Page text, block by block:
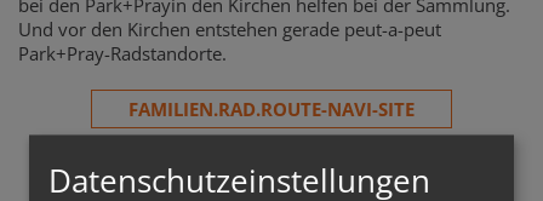
bei den Park+Prayin den Kirchen helfen bei der Sammlung.
Und vor den Kirchen entstehen gerade peut-a-peut
Park+Pray-Radstandorte.
FAMILIEN.RAD.ROUTE-NAVI-SITE
Datenschutzeinstellungen